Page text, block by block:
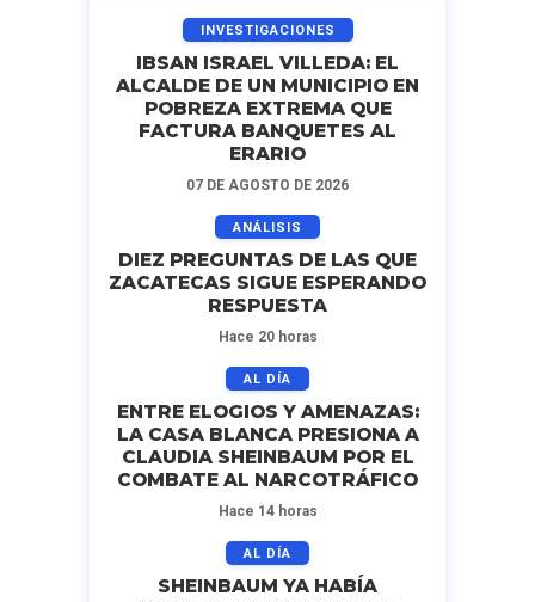
INVESTIGACIONES
IBSAN ISRAEL VILLEDA: EL
ALCALDE DE UN MUNICIPIO EN
POBREZA EXTREMA QUE
FACTURA BANQUETES AL
ERARIO
07 DE AGOSTO DE 2026
ANÁLISIS
DIEZ PREGUNTAS DE LAS QUE
ZACATECAS SIGUE ESPERANDO
RESPUESTA
Hace 20 horas
AL DÍA
ENTRE ELOGIOS Y AMENAZAS:
LA CASA BLANCA PRESIONA A
CLAUDIA SHEINBAUM POR EL
COMBATE AL NARCOTRÁFICO
Hace 14 horas
AL DÍA
SHEINBAUM YA HABÍA